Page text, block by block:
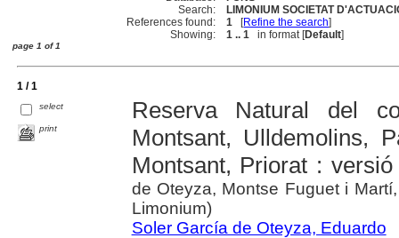
Search:
LIMONIUM SOCIETAT
References found:
1 [Refine the search]
Showing:
1 .. 1 in format [Default]
page 1 of 1
1 / 1
select
print
Reserva Natural del
Montsant, Ulldemolins,
Montsant, Priorat :
de Oteyza, Montse Fuguet i
Limonium)
Soler García de Oteyza, Eduardo